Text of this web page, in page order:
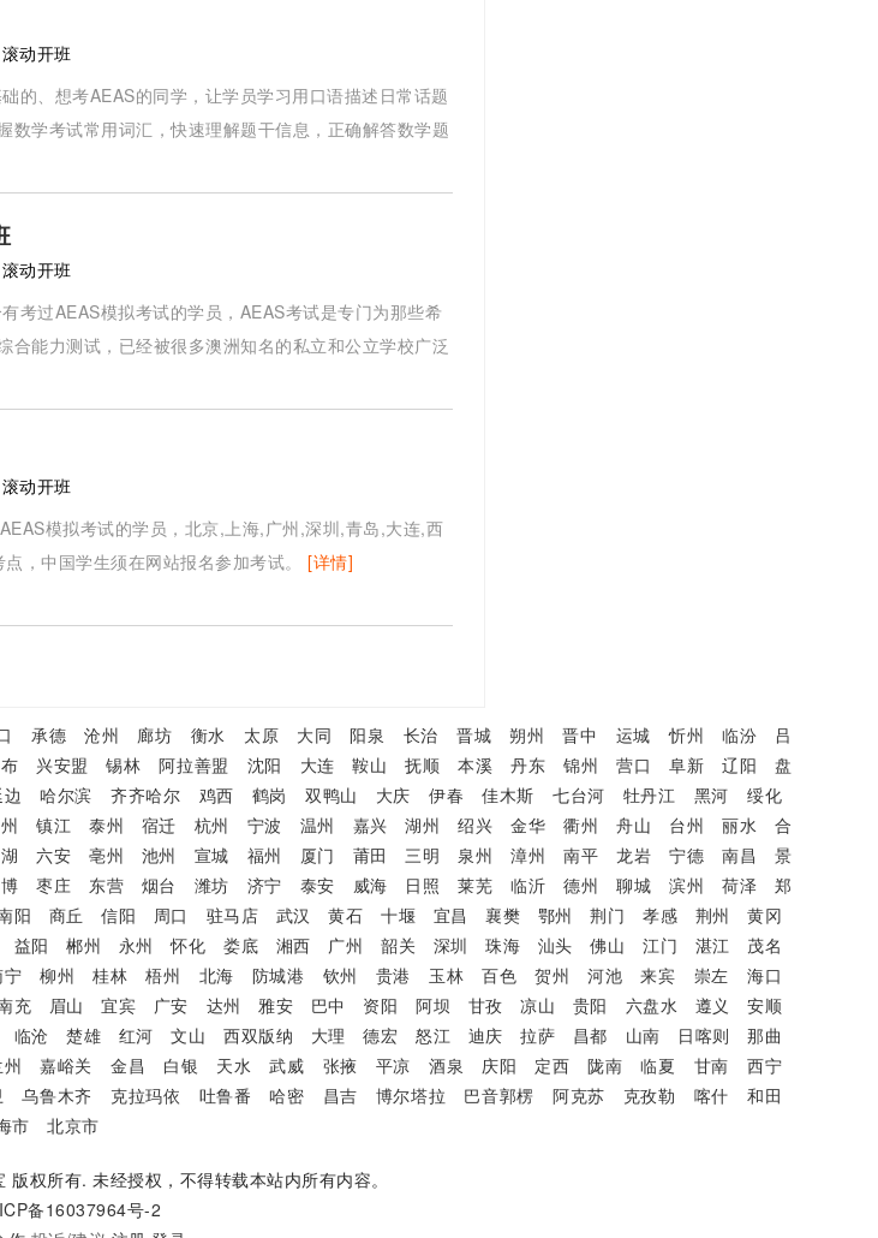
滚动开班
的、想考AEAS的同学，让学员学习用口语描述日常话题
数学考试常用词汇，快速理解题干信息，正确解答数学题
滚动开班
考过AEAS模拟考试的学员，AEAS考试是专门为那些希
能力测试，已经被很多澳洲知名的私立和公立学校广泛
滚动开班
模拟考试的学员，北京,上海,广州,深圳,青岛,大连,西
，中国学生须在网站报名参加考试。 [详情]
承德 沧州 廊坊 衡水 太原 大同 阳泉 长治 晋城 朔州 晋中 运城 忻州 临汾
吕
兴安盟 锡林 阿拉善盟 沈阳 大连 鞍山 抚顺 本溪 丹东 锦州 营口 阜新 辽阳
盘
哈尔滨 齐齐哈尔 鸡西 鹤岗 双鸭山 大庆 伊春 佳木斯 七台河 牡丹江 黑河
绥化
镇江 泰州 宿迁 杭州 宁波 温州 嘉兴 湖州 绍兴 金华 衢州 舟山 台州 丽水
合
六安 亳州 池州 宣城 福州 厦门 莆田 三明 泉州 漳州 南平 龙岩 宁德 南昌
景
枣庄 东营 烟台 潍坊 济宁 泰安 威海 日照 莱芜 临沂 德州 聊城 滨州 荷泽
郑
阳 商丘 信阳 周口 驻马店 武汉 黄石 十堰 宜昌 襄樊 鄂州 荆门 孝感 荆州
黄冈
益阳 郴州 永州 怀化 娄底 湘西 广州 韶关 深圳 珠海 汕头 佛山 江门 湛江
茂名
宁 柳州 桂林 梧州 北海 防城港 钦州 贵港 玉林 百色 贺州 河池 来宾 崇左
海口
充 眉山 宜宾 广安 达州 雅安 巴中 资阳 阿坝 甘孜 凉山 贵阳 六盘水 遵义
安顺
临沧 楚雄 红河 文山 西双版纳 大理 德宏 怒江 迪庆 拉萨 昌都 山南 日喀则
那曲
州 嘉峪关 金昌 白银 天水 武威 张掖 平凉 酒泉 庆阳 定西 陇南 临夏 甘南
西宁
乌鲁木齐 克拉玛依 吐鲁番 哈密 昌吉 博尔塔拉 巴音郭楞 阿克苏 克孜勒 喀什
和田
市 北京市
版权所有. 未经授权，不得转载本站内所有内容。
备16037964号-2